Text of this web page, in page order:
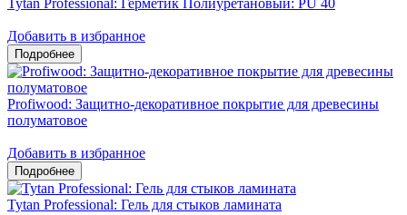
Добавить в избранное
Profiwood: Защитно-декоративное покрытие для древесины
полуматовое
Добавить в избранное
Tytan Professional: Гель для стыков ламината